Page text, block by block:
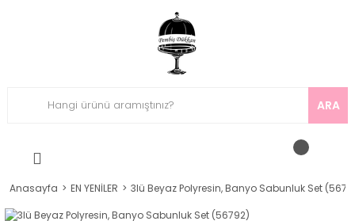
ARA
Anasayfa EN YENİLER 3lü Beyaz Polyresin, Banyo Sabunluk Set